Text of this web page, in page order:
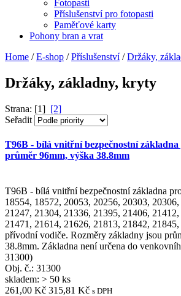
Fotopasti
Příslušenství pro fotopasti
Paměťové karty
Pohony bran a vrat
Home / E-shop / Příslušenství / Držáky,
Držáky, základny, kryty
Strana: [1] [2]
Seřadit
T96B - bílá vnitřní bezpečnostní
průměr 96mm, výška 38.8mm
T96B - bílá vnitřní bezpečnostní základna
18554, 18572, 20053, 20256, 20303,
21247, 21304, 21336, 21395, 21406,
21471, 21614, 21626, 21813, 21842,
přívodní vodiče. Rozměry základny jsou
38.8mm. Základna není určena do
31300)
Obj. č.: 31300
skladem: > 50 ks
261,00 Kč 315,81 Kč s DPH